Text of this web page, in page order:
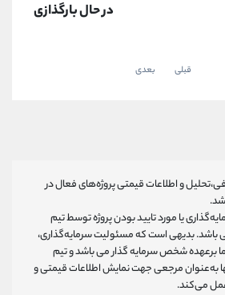
در حال بارگذازی
قبلی بعدی
و اطلاعات قیمتی پروژه‌های فعال در
یا مورد تایید بودن پروژه توسط تیم
باشد. بدیهی است که مسئولیت سرمایه‌گذاری،
برعهده شخص سرمایه گذار می باشد و تیم
به‌عنوان مرجعی جهت نمایش اطلاعات قیمتی و
عمل می‌کند.